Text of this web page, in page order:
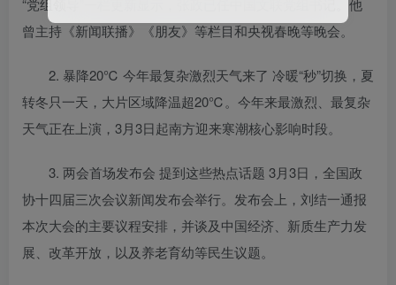
“党组领导”一栏更新显示，张政已任中国文联党组书记。他
曾主持《新闻联播》《朋友》等栏目和央视春晚等晚会。
2. 暴降20℃ 今年最复杂激烈天气来了 冷暖“秒”切换，夏
转冬只一天，大片区域降温超20℃。今年来最激烈、最复杂
天气正在上演，3月3日起南方迎来寒潮核心影响时段。
3. 两会首场发布会 提到这些热点话题 3月3日，全国政
协十四届三次会议新闻发布会举行。发布会上，刘结一通报
本次大会的主要议程安排，并谈及中国经济、新质生产力发
展、改革开放，以及养老育幼等民生议题。